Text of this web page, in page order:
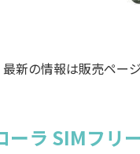
新の情報は販売ペー
ーラ SIMフ